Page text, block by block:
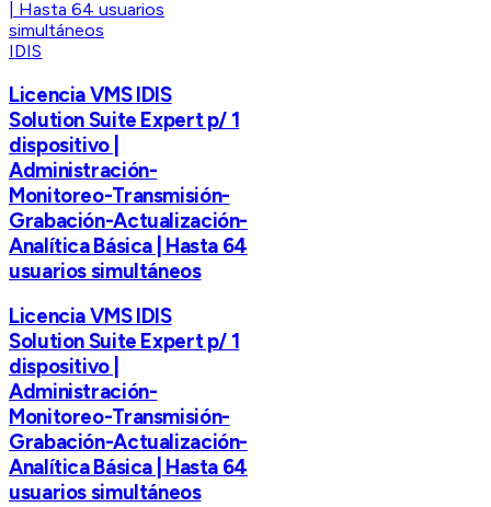
IDIS
Licencia VMS IDIS
Solution Suite Expert p/ 1
dispositivo |
Administración-
Monitoreo-Transmisión-
Grabación-Actualización-
Analítica Básica | Hasta 64
usuarios simultáneos
Licencia VMS IDIS
Solution Suite Expert p/ 1
dispositivo |
Administración-
Monitoreo-Transmisión-
Grabación-Actualización-
Analítica Básica | Hasta 64
usuarios simultáneos